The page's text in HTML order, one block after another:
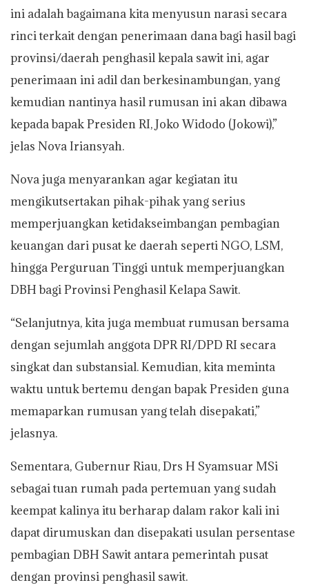
ini adalah bagaimana kita menyusun narasi secara
rinci terkait dengan penerimaan dana bagi hasil bagi
provinsi/daerah penghasil kepala sawit ini, agar
penerimaan ini adil dan berkesinambungan, yang
kemudian nantinya hasil rumusan ini akan dibawa
kepada bapak Presiden RI, Joko Widodo (Jokowi),”
jelas Nova Iriansyah.
Nova juga menyarankan agar kegiatan itu
mengikutsertakan pihak-pihak yang serius
memperjuangkan ketidakseimbangan pembagian
keuangan dari pusat ke daerah seperti NGO, LSM,
hingga Perguruan Tinggi untuk memperjuangkan
DBH bagi Provinsi Penghasil Kelapa Sawit.
“Selanjutnya, kita juga membuat rumusan bersama
dengan sejumlah anggota DPR RI/DPD RI secara
singkat dan substansial. Kemudian, kita meminta
waktu untuk bertemu dengan bapak Presiden guna
memaparkan rumusan yang telah disepakati,”
jelasnya.
Sementara, Gubernur Riau, Drs H Syamsuar MSi
sebagai tuan rumah pada pertemuan yang sudah
keempat kalinya itu berharap dalam rakor kali ini
dapat dirumuskan dan disepakati usulan persentase
pembagian DBH Sawit antara pemerintah pusat
dengan provinsi penghasil sawit.